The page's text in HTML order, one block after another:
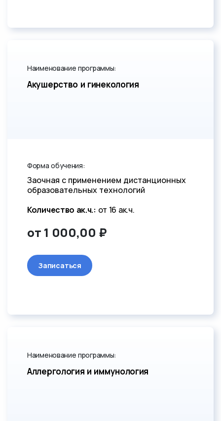
Наименование программы:
Акушерство и гинекология
Форма обучения:
Заочная с применением дистанционных
образовательных технологий
Количество ак.ч.: от 16 ак.ч.
от 1 000,00 ₽
Записаться
Наименование программы:
Аллергология и иммунология